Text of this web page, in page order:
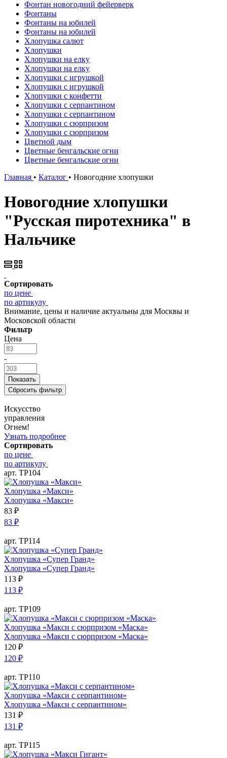
Фонтан новогодний фейерверк
Фонтаны
Фонтаны на юбилей
Фонтаны на юбилей
Хлопушка салют
Хлопушки
Хлопушки на елку
Хлопушки на елку
Хлопушки с игрушкой
Хлопушки с игрушкой
Хлопушки с конфетти
Хлопушки с серпантином
Хлопушки с серпантином
Хлопушки с сюрпризом
Хлопушки с сюрпризом
Цветной дым
Цветные бенгальские огни
Цветные бенгальские огни
Главная • Каталог • Новогодние хлопушки
Новогодние хлопушки
"Русская пиротехника" в
Нальчике
Сортировать
по цене
по артикулу
Внимание, цены и наличие актуальны для Москвы и
Московской области
Фильтр
Цена
-
Искусство
управления
Огнем!
Узнать подробнее
Сортировать
по цене
по артикулу
арт. ТР104
Хлопушка «Макси»
Хлопушка «Макси»
83 ₽
83 ₽
арт. ТР114
Хлопушка «Супер Гранд»
Хлопушка «Супер Гранд»
113 ₽
113 ₽
арт. ТР109
Хлопушка «Макси с сюрпризом «Маска»
Хлопушка «Макси с сюрпризом «Маска»
120 ₽
120 ₽
арт. ТР110
Хлопушка «Макси с серпантином»
Хлопушка «Макси с серпантином»
131 ₽
131 ₽
арт. ТР115